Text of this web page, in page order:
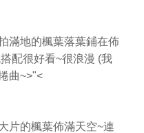
滿地的楓葉落葉鋪在佈
配很好看~很浪漫 (我
曲~>"<
片的楓葉佈滿天空~連